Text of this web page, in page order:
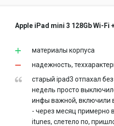
Apple iPad mini 3 128Gb Wi-Fi
материалы корпуса
надежность,
старый ipad3 отпахал
недель просто
инфы важной, включили
- через месяц примерно
itunes, слетело по,